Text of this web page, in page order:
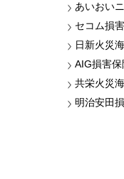
あいおい
セコム損
日新火災
AIG損害
共栄火災
明治安田